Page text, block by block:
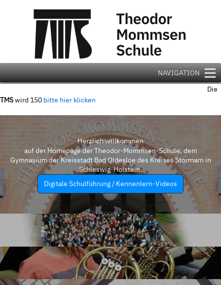
NAVIGATION
Die
TMSwird 150 bitte hier klicken
Herzlich willkommen
auf der Homepage der Theodor-Mommsen-Schule, dem
Gymnasium der Kreisstadt Bad Oldesloe des Kreises Stormarn in
Schleswig-Holstein.
Digitale Schulführung / Kennenlern-Videos